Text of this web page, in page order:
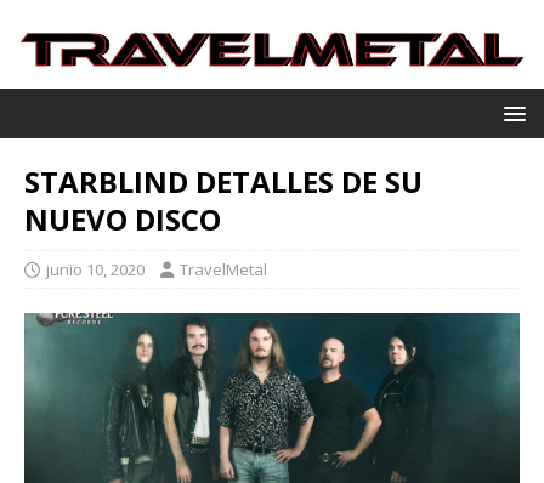
STARBLIND DETALLES DE SU
NUEVO DISCO
junio 10, 2020 TravelMetal